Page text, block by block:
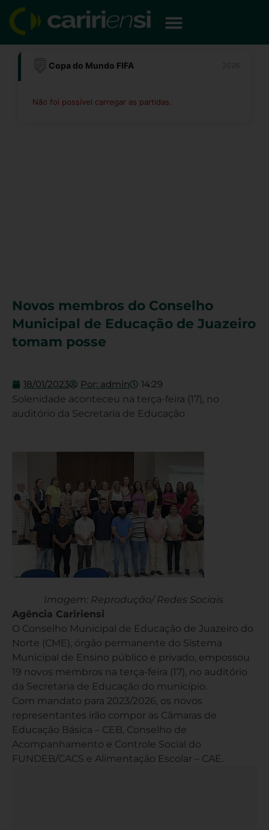
para
conteúdo
Copa do Mundo FIFA
Não foi possível carregar as partidas.
Novos membros do Conselho
Municipal de Educação de Juazeiro
tomam posse
18/01/2023 Por: admin 14:29
Solenidade aconteceu na terça-feira (17), no
auditório da Secretaria de Educação
Imagem: Reprodução/ Redes Sociais
Agência Caririensi
O Conselho Municipal de Educação de Juazeiro do
Norte (CME), órgão permanente do Sistema
Municipal de Ensino público e privado, empossou
19 novos membros na terça-feira (17), no auditório
da Secretaria de Educação do município.
Com mandato para 2023/2026, os novos
representantes irão compor as Câmaras de
Educação Básica – CEB, Conselho de
Acompanhamento e Controle Social do
FUNDEB/CACS e Alimentação Escolar – CAE.